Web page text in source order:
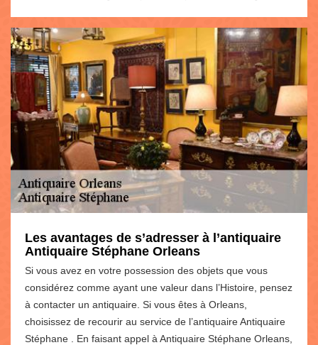
Les avantages de s’adresser à l’antiquaire
Antiquaire Stéphane Orleans
Si vous avez en votre possession des objets que vous
considérez comme ayant une valeur dans l’Histoire, pensez
à contacter un antiquaire. Si vous êtes à Orleans,
choisissez de recourir au service de l’antiquaire Antiquaire
Stéphane . En faisant appel à Antiquaire Stéphane Orleans,